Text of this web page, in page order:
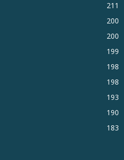
211
200
200
199
198
198
193
190
183